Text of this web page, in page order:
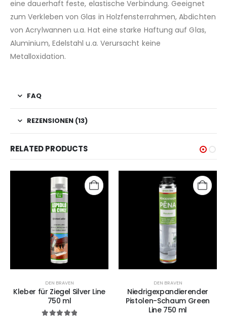
eine dauerhaft feste, elastische Verbindung. Geeignet
zum Verkleben von Glas in Holzfensterrahmen, Abdichten
von Acrylwannen u.a. Hat eine starke Haftung auf Glas,
Aluminium, Edelstahl u.a. Verursacht keine
Metalloxidation.
FAQ
REZENSIONEN (13)
RELATED PRODUCTS
DEN BRAVEN
Kleber für Ziegel Silver Line
750 ml
DEN BRAVEN
Niedrigexpandierender
Pistolen-Schaum Green
Line 750 ml